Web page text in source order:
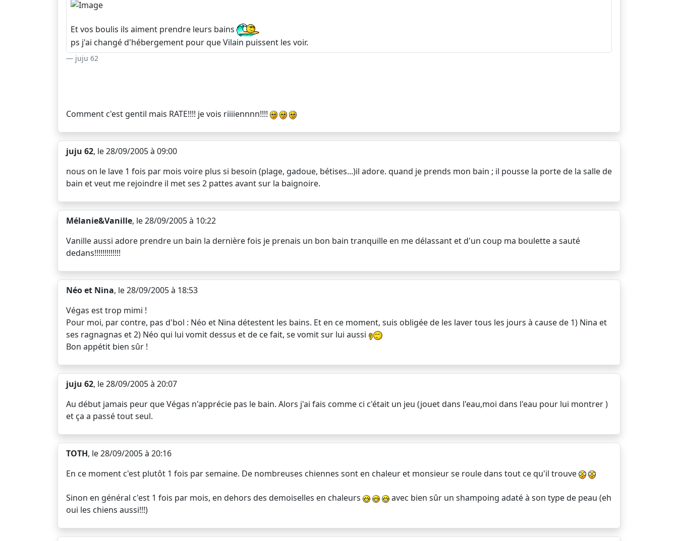
Et vos boulis ils aiment prendre leurs bains
ps j'ai changé d'hébergement pour que Vilain puissent les voir.
juju 62
Comment c'est gentil mais RATE!!!! je vois riiiiennnn!!!!
juju 62, le 28/09/2005 à 09:00
nous on le lave 1 fois par mois voire plus si besoin (plage, gadoue, bétises...)il adore. quand je prends mon bain ; il pousse la porte de la salle de
bain et veut me rejoindre il met ses 2 pattes avant sur la baignoire.
Mélanie&Vanille, le 28/09/2005 à 10:22
Vanille aussi adore prendre un bain la dernière fois je prenais un bon bain tranquille en me délassant et d'un coup ma boulette a sauté
dedans!!!!!!!!!!!!!
Néo et Nina, le 28/09/2005 à 18:53
Végas est trop mimi !
Pour moi, par contre, pas d'bol : Néo et Nina détestent les bains. Et en ce moment, suis obligée de les laver tous les jours à cause de 1) Nina et
ses ragnagnas et 2) Néo qui lui vomit dessus et de ce fait, se vomit sur lui aussi
Bon appétit bien sûr !
juju 62, le 28/09/2005 à 20:07
Au début jamais peur que Végas n'apprécie pas le bain. Alors j'ai fais comme ci c'était un jeu (jouet dans l'eau,moi dans l'eau pour lui montrer )
et ça a passé tout seul.
TOTH, le 28/09/2005 à 20:16
En ce moment c'est plutôt 1 fois par semaine. De nombreuses chiennes sont en chaleur et monsieur se roule dans tout ce qu'il trouve
Sinon en général c'est 1 fois par mois, en dehors des demoiselles en chaleurs
avec bien sûr un shampoing adaté à son type de peau (eh
oui les chiens aussi!!!)